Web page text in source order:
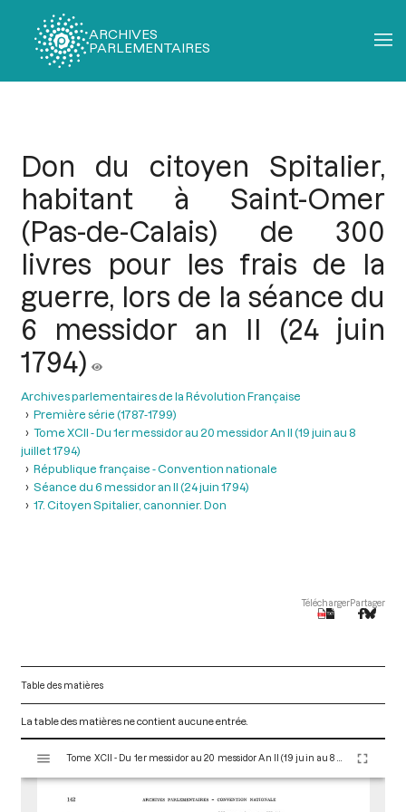
ARCHIVES
PARLEMENTAIRES
Don du citoyen Spitalier,
habitant à Saint-Omer
(Pas-de-Calais) de 300
livres pour les frais de la
guerre, lors de la séance du
6 messidor an II (24 juin
1794)
Archives parlementaires de la Révolution Française
Première série (1787-1799)
Tome XCII - Du 1er messidor au 20 messidor An II (19 juin au 8
juillet 1794)
République française - Convention nationale
Séance du 6 messidor an II (24 juin 1794)
17. Citoyen Spitalier, canonnier. Don
TéléchargerPartager
Table des matières
La table des matières ne contient aucune entrée.
s